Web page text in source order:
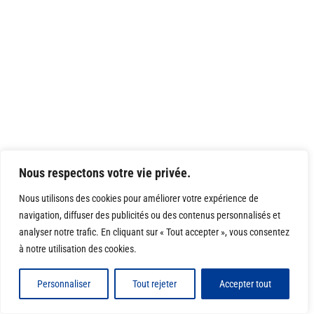
Nous respectons votre vie privée.
Nous utilisons des cookies pour améliorer votre expérience de
navigation, diffuser des publicités ou des contenus personnalisés et
analyser notre trafic. En cliquant sur « Tout accepter », vous consentez
à notre utilisation des cookies.
Personnaliser Tout rejeter Accepter tout